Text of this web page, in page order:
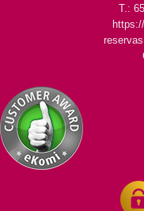
T.: